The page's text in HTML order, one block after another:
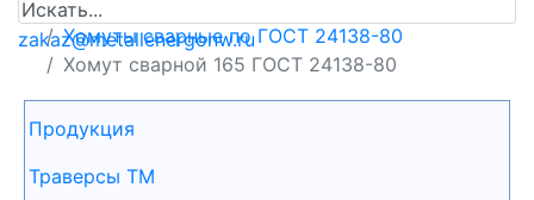
zakaz@metallenergonw.ru
Главная
Хомуты сварные по ГОСТ 24138-80
Хомут сварной 165 ГОСТ 24138-80
Продукция
Траверсы ТМ